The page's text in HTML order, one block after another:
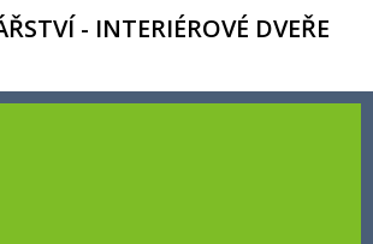
- INTERIÉROVÉ DVEŘE